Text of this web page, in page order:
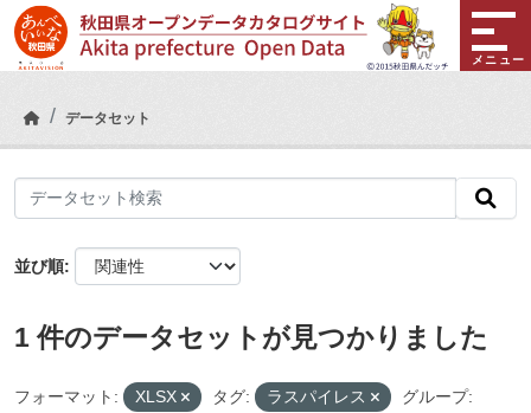
Skip to main content
メニュー
データセット
並び順
1 件のデータセットが見つかりました
フォーマット: XLSX タグ: ラスパイレス
グループ: